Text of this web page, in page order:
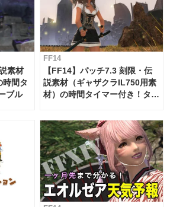
素材
時間タ
ブル
FF14
【FF14】パッチ7.3 刻限・伝
説素材（ギャザクラIL750用素
材）の時間タイマー付き！タイ